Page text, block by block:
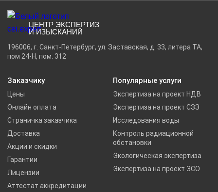
ЦЕНТР ЭКСПЕРТИЗ
И ИЗЫСКАНИЙ
196006, г. Санкт-Петербург, ул. Заставская, д. 33, литера ТА,
пом 24-Н, пом. 312
Заказчику
Цены
Онлайн оплата
Страничка заказчика
Доставка
Акции и скидки
Гарантии
Лицензии
Аттестат аккредитации
Популярные услуги
Экспертиза на проект НДВ
Экспертиза на проект СЗЗ
Исследования воды
Контроль радиационной
обстановки
Экологическая экспертиза
Экспертиза на проект ЗСО